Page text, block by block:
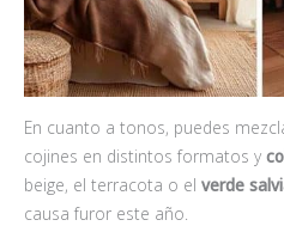
En cuanto a tonos, puedes
cojines en distintos formatos y
beige, el terracota o el verde
causa furor este año.